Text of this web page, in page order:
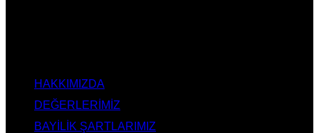
HAKKIMIZDA
DEĞERLERİMİZ
BAYİLİK ŞARTLARIMIZ